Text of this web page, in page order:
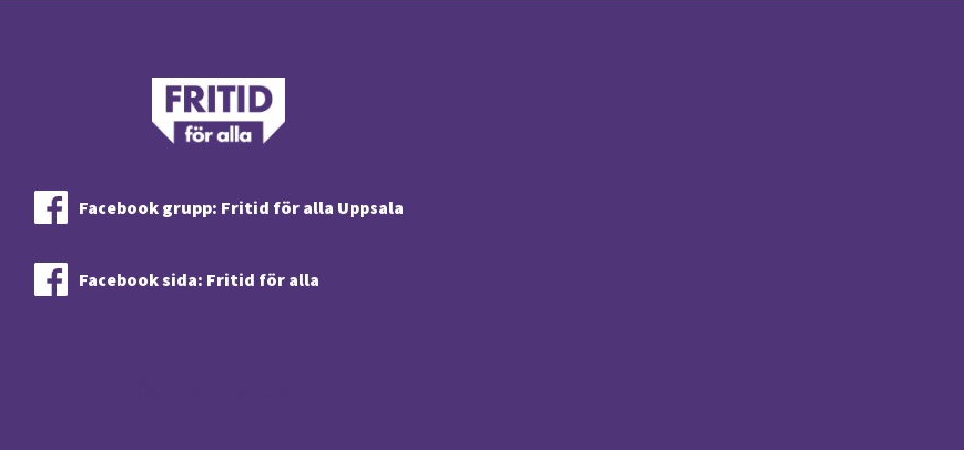
Facebook grupp: Fritid för alla Uppsala
Facebook sida: Fritid för alla